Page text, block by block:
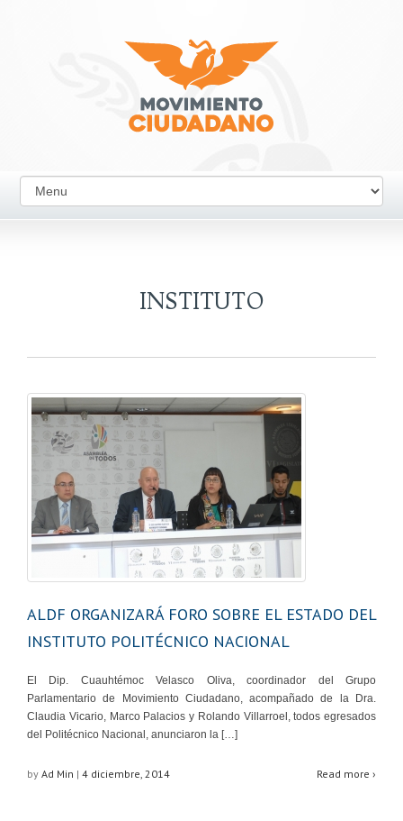
INSTITUTO
ALDF ORGANIZARÁ FORO SOBRE EL ESTADO DEL
INSTITUTO POLITÉCNICO NACIONAL
El Dip. Cuauhtémoc Velasco Oliva, coordinador del Grupo
Parlamentario de Movimiento Ciudadano, acompañado de la Dra.
Claudia Vicario, Marco Palacios y Rolando Villarroel, todos egresados
del Politécnico Nacional, anunciaron la […]
by Ad Min | 4 diciembre, 2014 Read more ›